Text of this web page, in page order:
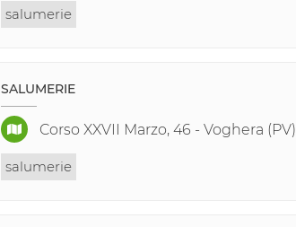
salumerie
SALUMERIE
Corso XXVII Marzo, 46 - Voghera (PV)
salumerie